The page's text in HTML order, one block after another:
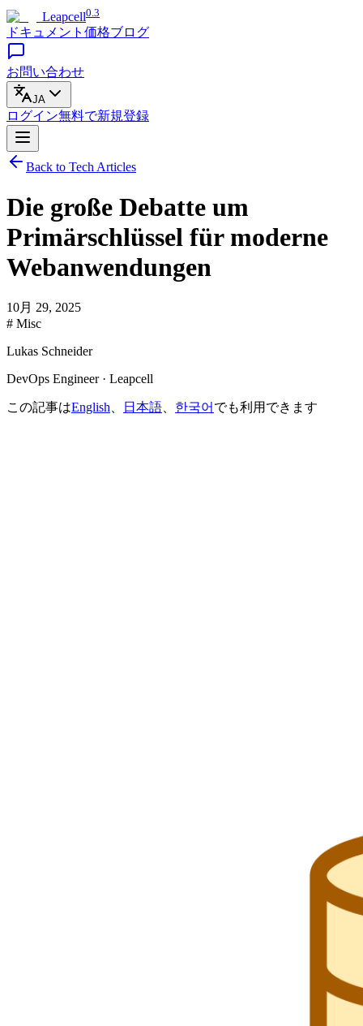
Leapcell0.3
ドキュメント 価格ブログ
お問い合わせ
JA
ログイン無料で新規登録
Back to Tech Articles
Die große Debatte um
Primärschlüssel für moderne
Webanwendungen
10月 29, 2025
# Misc
Lukas Schneider
DevOps Engineer · Leapcell
この記事はEnglish 日本語 한국어 でも利用できます